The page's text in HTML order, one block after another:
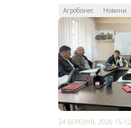
Агробізнес Новини
24 БЕРЕЗНЯ, 2026 15:12